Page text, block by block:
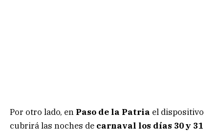
Por otro lado, en Paso de la Patria el dispositivo
cubrirá las noches de carnaval los días 30 y 31